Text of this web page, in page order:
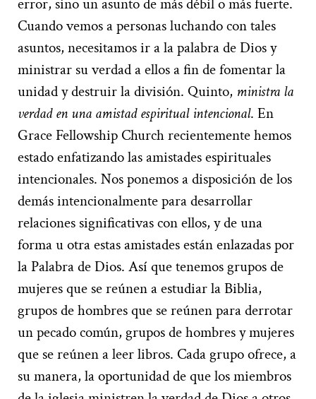
error, sino un asunto de más débil o más fuerte.
Cuando vemos a personas luchando con tales
asuntos, necesitamos ir a la palabra de Dios y
ministrar su verdad a ellos a fin de fomentar la
unidad y destruir la división. Quinto, ministra la
verdad en una amistad espiritual intencional. En
Grace Fellowship Church recientemente hemos
estado enfatizando las amistades espirituales
intencionales. Nos ponemos a disposición de los
demás intencionalmente para desarrollar
relaciones significativas con ellos, y de una
forma u otra estas amistades están enlazadas por
la Palabra de Dios. Así que tenemos grupos de
mujeres que se reúnen a estudiar la Biblia,
grupos de hombres que se reúnen para derrotar
un pecado común, grupos de hombres y mujeres
que se reúnen a leer libros. Cada grupo ofrece, a
su manera, la oportunidad de que los miembros